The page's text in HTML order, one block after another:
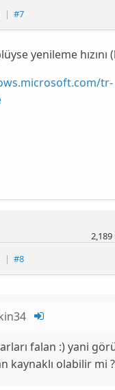
|#7
yenileme hızını
tr-
|#8
2,189
falan :) yani
kaynaklı olabilir mi